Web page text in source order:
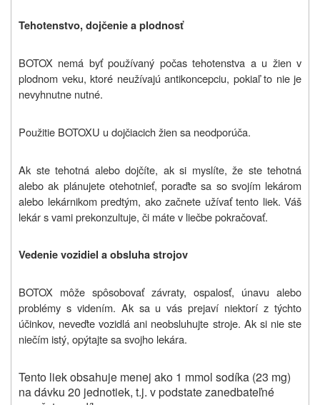
Tehotenstvo, dojčenie a plodnosť
BOTOX nemá byť používaný počas tehotenstva a u žien v
plodnom veku, ktoré neužívajú antikoncepciu, pokiaľ to nie je
nevyhnutne nutné.
Použitie BOTOXU u dojčiacich žien sa neodporúča.
Ak ste tehotná alebo dojčíte, ak si myslíte, že ste tehotná
alebo ak plánujete otehotnieť, poraďte sa so svojím lekárom
alebo lekárnikom predtým, ako začnete užívať tento liek. Váš
lekár s vami prekonzultuje, či máte v liečbe pokračovať.
Vedenie vozidiel a obsluha strojov
BOTOX môže spôsobovať závraty, ospalosť, únavu alebo
problémy s videním. Ak sa u vás prejaví niektorí z týchto
účinkov, neveďte vozidlá ani neobsluhujte stroje. Ak si nie ste
niečím istý, opýtajte sa svojho lekára.
Tento liek obsahuje menej ako 1 mmol sodíka (23 mg)
na dávku 20 jednotiek, t.j. v podstate zanedbateľné